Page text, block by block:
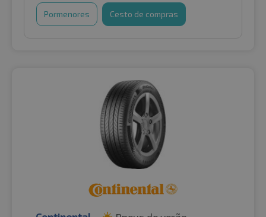
Pormenores Cesto de compras